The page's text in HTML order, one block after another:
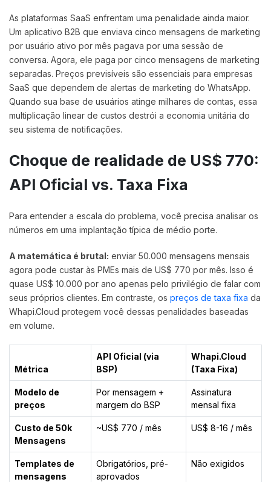
As plataformas SaaS enfrentam uma penalidade ainda maior.
Um aplicativo B2B que enviava cinco mensagens de marketing
por usuário ativo por mês pagava por uma sessão de
conversa. Agora, ele paga por cinco mensagens de marketing
separadas. Preços previsíveis são essenciais para empresas
SaaS que dependem de alertas de marketing do WhatsApp.
Quando sua base de usuários atinge milhares de contas, essa
multiplicação linear de custos destrói a economia unitária do
seu sistema de notificações.
Choque de realidade de US$ 770:
API Oficial vs. Taxa Fixa
Para entender a escala do problema, você precisa analisar os
números em uma implantação típica de médio porte.
A matemática é brutal: enviar 50.000 mensagens mensais
agora pode custar às PMEs mais de US$ 770 por mês. Isso é
quase US$ 10.000 por ano apenas pelo privilégio de falar com
seus próprios clientes. Em contraste, os preços de taxa fixa da
Whapi.Cloud protegem você dessas penalidades baseadas
em volume.
Métrica
API Oficial (via
BSP)
Whapi.Cloud
(Taxa Fixa)
Modelo de
preços
Por mensagem +
margem do BSP
Assinatura
mensal fixa
Custo de 50k
Mensagens
~US$ 770 / mês US$ 8-16 / mês
Templates de
mensagens
Obrigatórios, pré-
aprovados
Não exigidos